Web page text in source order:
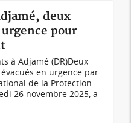
deux
pour
à Adjamé (DR)Deux
en urgence par
de la Protection
26 novembre 2025, a-